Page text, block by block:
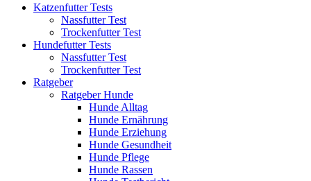
Katzenfutter Tests
Nassfutter Test
Trockenfutter Test
Hundefutter Tests
Nassfutter Test
Trockenfutter Test
Ratgeber
Ratgeber Hunde
Hunde Alltag
Hunde Ernährung
Hunde Erziehung
Hunde Gesundheit
Hunde Pflege
Hunde Rassen